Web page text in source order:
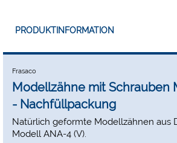
PRODUKTINFORMATION
Frasaco
Modellzähne mit Schrauben
- Nachfüllpackung
Natürlich geformte Modellzähnen aus
Modell ANA-4 (V).